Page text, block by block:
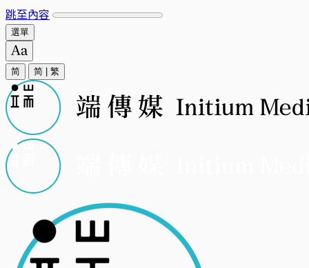
跳至內容
選單
简 简 繁